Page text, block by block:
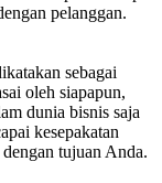
pelanggan.
sebagai
oleh siapapun,
dunia bisnis saja
kesepakatan
tujuan Anda.